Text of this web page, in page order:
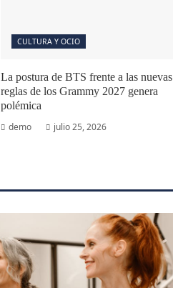
CULTURA Y OCIO
La postura de BTS frente a las nuevas
reglas de los Grammy 2027 genera
polémica
demo
julio 25, 2026